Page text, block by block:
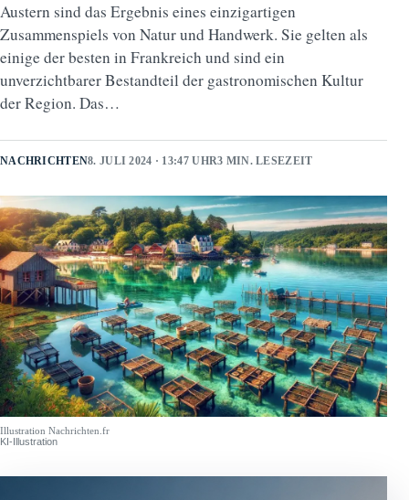
Austern sind das Ergebnis eines einzigartigen
Zusammenspiels von Natur und Handwerk. Sie gelten als
einige der besten in Frankreich und sind ein
unverzichtbarer Bestandteil der gastronomischen Kultur
der Region. Das…
NACHRICHTEN8. JULI 2024 · 13:47 UHR3 MIN. LESEZEIT
Illustration Nachrichten.fr
KI-Illustration